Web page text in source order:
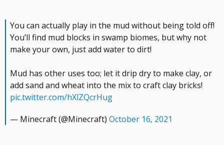
You can actually play in the mud without being told off!
You’ll find mud blocks in swamp biomes, but why not
make your own, just add water to dirt!
Mud has other uses too; let it drip dry to make clay, or
add sand and wheat into the mix to craft clay bricks!
pic.twitter.com/hXlZQcrHug
— Minecraft (@Minecraft) October 16, 2021